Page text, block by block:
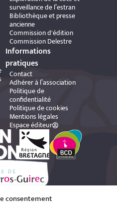
consentement
surveillance de l’estran
Bibliothèque et presse
ancienne
Commission d'édition
Commission Delestre
Informations
pratiques
Contact
Adhérer à l’association
Politique de
confidentialité
Politique de cookies
Mentions légales
Espace éditeur
Tous droits réservés